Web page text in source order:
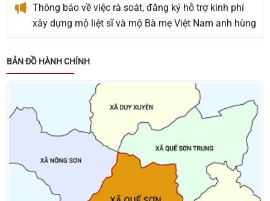
xây dựng mộ liệt sĩ và mộ Bà mẹ Việt Nam anh hùng
an táng ngoài Nghĩa trang Liệt sĩ phát sinh mới
Thông báo về việc tặng quà cho người có công với
cách mạng, thân nhân người có công với cách
mạng, đối tượng bảo trợ xã hội và đối tượng đặc thù
nhân dịp tết Nguyên đán Bính Ngọ năm 2026
Thông báo về việc niêm yết danh sách cử tri bầu cử
đại biểu Quốc hội khóa XVI và bầu cử đại biểu Hội
đồng nhân dân các cấp nhiệm kỳ 2026 – 2031
BẢN ĐỒ HÀNH CHÍNH